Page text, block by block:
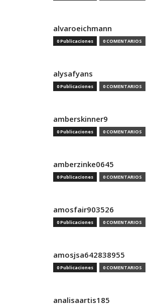
alvaroeichmann
0 Publicaciones 0 COMENTARIOS
alysafyans
0 Publicaciones 0 COMENTARIOS
amberskinner9
0 Publicaciones 0 COMENTARIOS
amberzinke0645
0 Publicaciones 0 COMENTARIOS
amosfair903526
0 Publicaciones 0 COMENTARIOS
amosjsa642838955
0 Publicaciones 0 COMENTARIOS
analisaartis185